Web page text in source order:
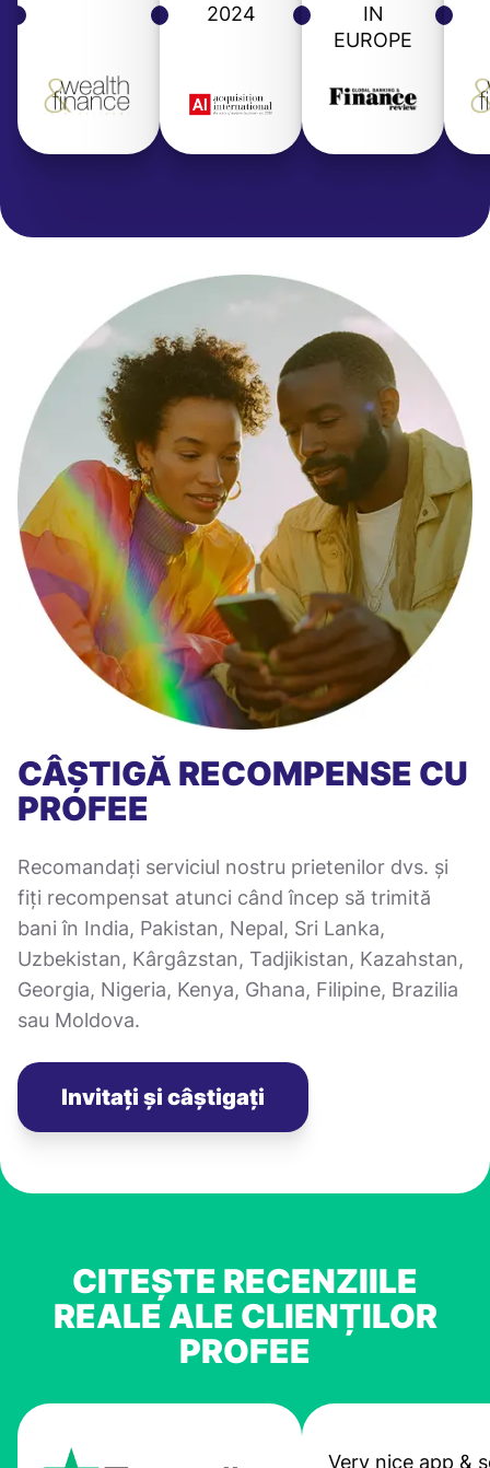
2024
IN
EUROPE
CÂȘTIGĂ RECOMPENSE CU
PROFEE
Recomandați serviciul nostru prietenilor dvs. și
fiți recompensat atunci când încep să trimită
bani în India, Pakistan, Nepal, Sri Lanka,
Uzbekistan, Kârgâzstan, Tadjikistan, Kazahstan,
Georgia, Nigeria, Kenya, Ghana, Filipine, Brazilia
sau Moldova.
Invitați și câștigați
CITEȘTE RECENZIILE
REALE ALE CLIENȚILOR
PROFEE
Very nice app &